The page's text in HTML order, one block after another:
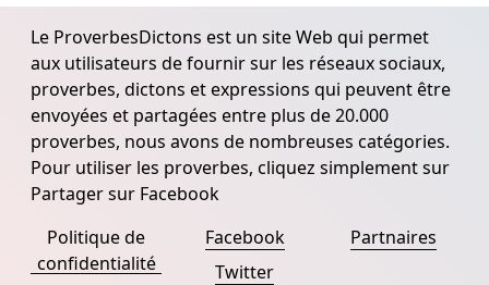
Le ProverbesDictons est un site Web qui permet
aux utilisateurs de fournir sur les réseaux sociaux,
proverbes, dictons et expressions qui peuvent être
envoyées et partagées entre plus de 20.000
proverbes, nous avons de nombreuses catégories.
Pour utiliser les proverbes, cliquez simplement sur
Partager sur Facebook
Politique de
confidentialité
Facebook
Twitter
Partnaires